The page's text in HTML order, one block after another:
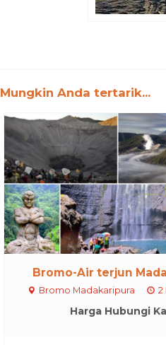
Mungkin Anda tertarik...
Bromo-Air terjun
Bromo Madakaripura 2
Harga Hubungi